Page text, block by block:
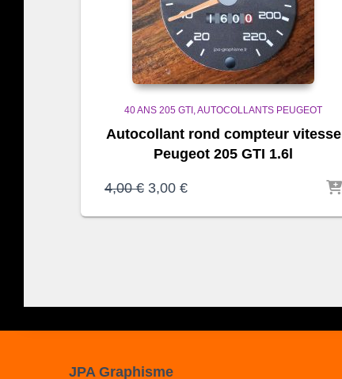
40 ANS 205 GTI AUTOCOLLANTS PEUGEOT
Autocollant rond compteur vitesse
Peugeot 205 GTI 1.6l
4,00€ Le
initial
3,00 €Le
actuel
JPA Graphisme